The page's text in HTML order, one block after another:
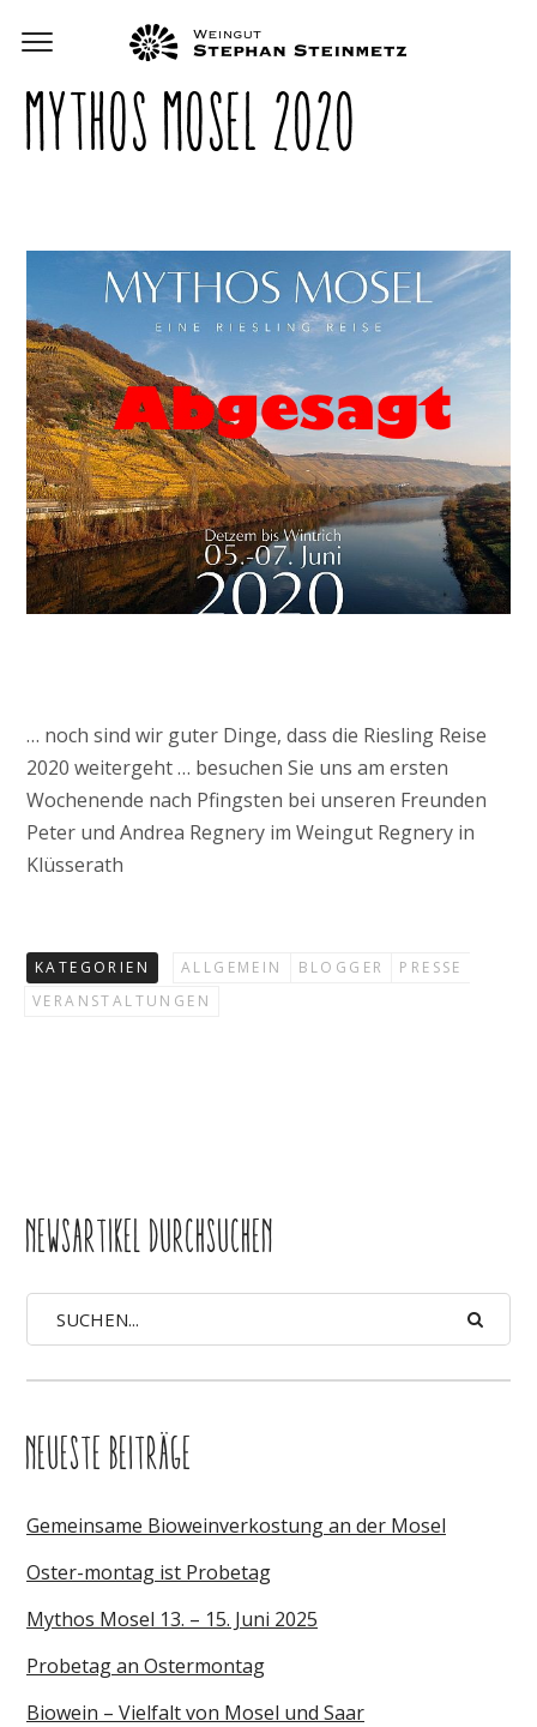
MYTHOS MOSEL 2020
… noch sind wir guter Dinge, dass die Riesling Reise
2020 weitergeht … besuchen Sie uns am ersten
Wochenende nach Pfingsten bei unseren Freunden
Peter und Andrea Regnery im Weingut Regnery in
Klüsserath
KATEGORIEN ALLGEMEIN BLOGGER
PRESSE
VERANSTALTUNGEN
NEWSARTIKEL DURCHSUCHEN
NEUESTE BEITRÄGE
Gemeinsame Bioweinverkostung an der Mosel
Oster-montag ist Probetag
Mythos Mosel 13. – 15. Juni 2025
Probetag an Ostermontag
Biowein – Vielfalt von Mosel und Saar